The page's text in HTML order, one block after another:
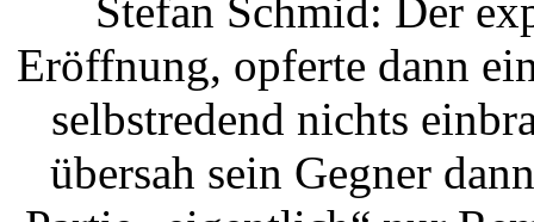
Stefan Schmid: Der
Eröffnung, opferte dann
selbstredend nichts
übersah sein Gegner